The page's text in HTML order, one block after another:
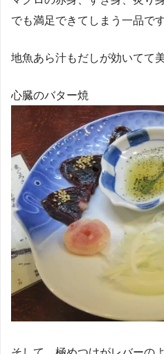
でも満足できてしまう一品です
地魚あら汁もだしが効いてて
心臓のバター焼